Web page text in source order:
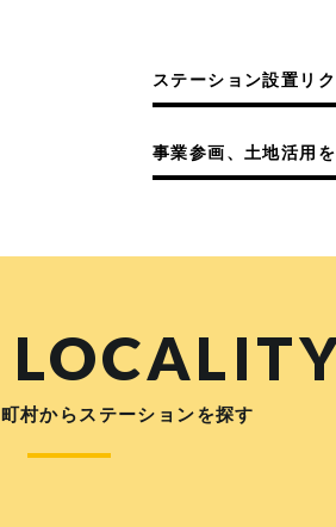
ステーション設置リ
事業参画、土地活用
村からステーションを探す